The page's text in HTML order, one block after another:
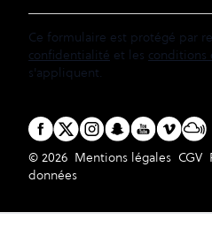
Ce formulaire est protégé par
confidentialité et les conditions
s'appliquent.
© 2026 Mentions légales CGV
données